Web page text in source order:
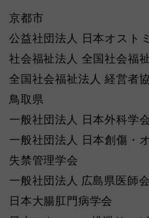
京都市
公益社団法人 日本オスト
社会福祉法人 全国社会福
全国社会福祉法人 経営者
鳥取県
一般社団法人 日本外科学
一般社団法人 日本創傷・
失禁管理学会
一般社団法人 広島県医師会
日本大腸肛門病学会